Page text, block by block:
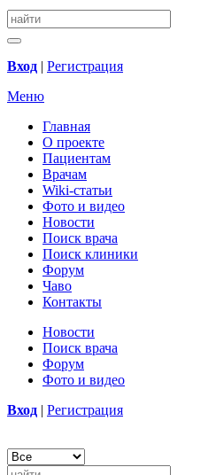
Вход | Регистрация
Меню
Главная
О проекте
Пациентам
Врачам
Wiki-статьи
Фото и видео
Новости
Поиск врача
Поиск клиники
Форум
Чаво
Контакты
Новости
Поиск врача
Форум
Фото и видео
Вход | Регистрация